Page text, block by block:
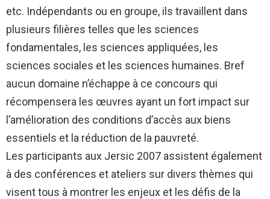
etc. Indépendants ou en groupe, ils travaillent dans
plusieurs filières telles que les sciences
fondamentales, les sciences appliquées, les
sciences sociales et les sciences humaines. Bref
aucun domaine n’échappe à ce concours qui
récompensera les œuvres ayant un fort impact sur
l’amélioration des conditions d’accès aux biens
essentiels et la réduction de la pauvreté.
Les participants aux Jersic 2007 assistent également
à des conférences et ateliers sur divers thèmes qui
visent tous à montrer les enjeux et les défis de la